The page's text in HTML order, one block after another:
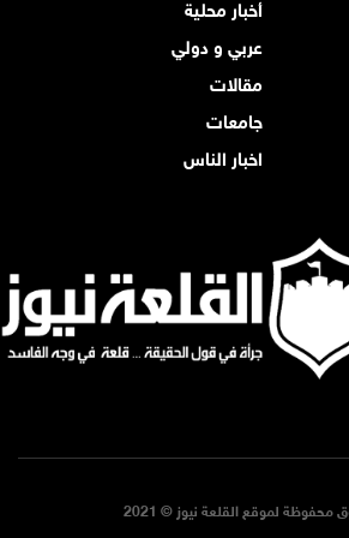
أخبار محلية
عربي و دولي
مقالات
جامعات
اخبار الناس
محفوظة لموقع القلعة نيوز © 2021